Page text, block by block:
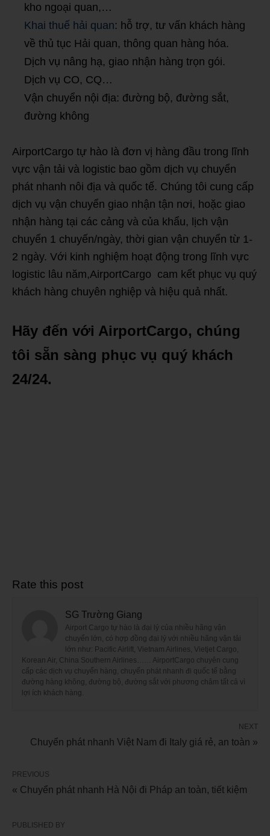
kho ngoại quan,…
Khai thuế hải quan: hỗ trợ, tư vấn khách hàng
về thủ tục Hải quan, thông quan hàng hóa.
Dịch vụ nâng hạ, giao nhận hàng trọn gói.
Dịch vụ CO, CQ…
Vận chuyển nội địa: đường bộ, đường sắt,
đường không
AirportCargo tự hào là đơn vị hàng đầu trong lĩnh
vực vận tải và logistic bao gồm dịch vụ chuyển
phát nhanh nôi địa và quốc tế. Chúng tôi cung cấp
dịch vụ vận chuyển giao nhận tận nơi, hoặc giao
nhận hàng tại các cảng và của khẩu, lịch vận
chuyển 1 chuyến/ngày, thời gian vận chuyển từ 1-
2 ngày. Với kinh nghiệm hoạt động trong lĩnh vực
logistic lâu năm,AirportCargo cam kết phục vụ quý
khách hàng chuyên nghiệp và hiệu quả nhất.
Hãy đến với AirportCargo, chúng
tôi sẵn sàng phục vụ quý khách
24/24.
Rate this post
SG Trường Giang
Airport Cargo tự hào là đại lý của nhiều hãng vận
chuyển lớn, có hợp đồng đại lý với nhiều hãng vận tải
lớn như: Pacific Airlift, Vietnam Airlines, Vietjet Cargo,
Korean Air, China Southern Airlines…… AirportCargo chuyên cung
cấp các dịch vụ chuyển hàng, chuyển phát nhanh đi quốc tế bằng
đường hàng không, đường bộ, đường sắt với phương châm tất cả vì
lợi ích khách hàng.
NEXT
Chuyển phát nhanh Việt Nam đi Italy giá rẻ, an toàn »
PREVIOUS
« Chuyển phát nhanh Hà Nội đi Pháp an toàn, tiết kiệm
PUBLISHED BY